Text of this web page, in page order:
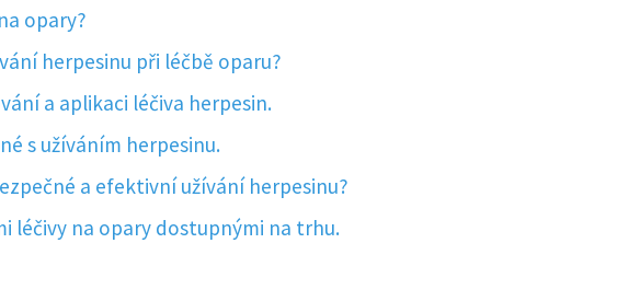
opary?
herpesinu při léčbě oparu?
a aplikaci léčiva herpesin.
s užíváním herpesinu.
a efektivní užívání herpesinu?
léčivy na opary dostupnými na trhu.